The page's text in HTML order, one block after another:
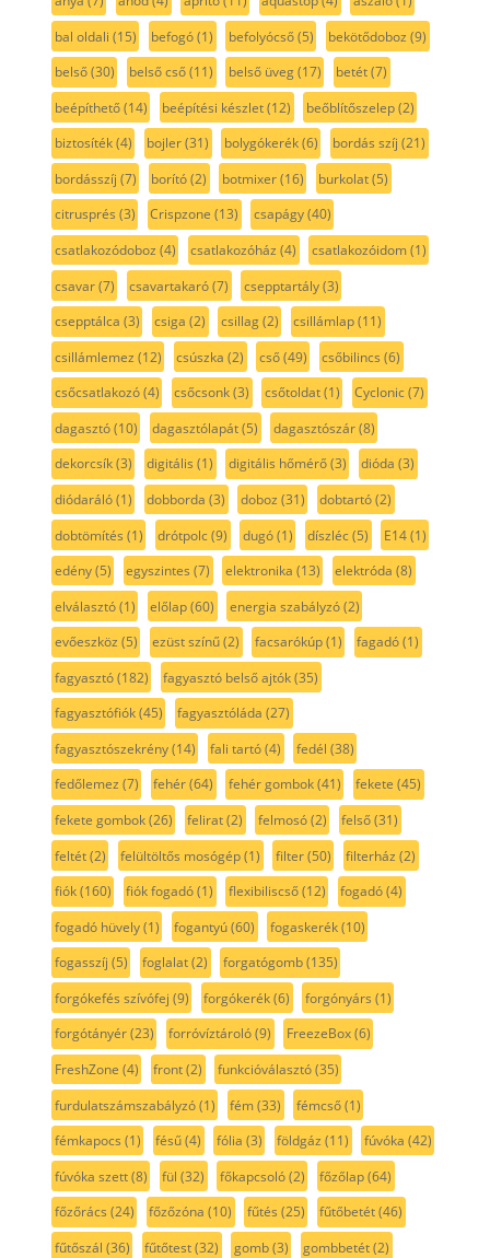
bal oldali (15) befogó(1) befolyócső(5) bekötődoboz (9)
belső(30) belső cső(11) belső üveg(17) betét(7)
beépíthető(14) beépítési készlet(12) beőblítőszelep(2)
biztosíték(4) bojler(31) bolygókerék(6) bordás szíj (21)
bordásszíj (7) borító(2) botmixer(16) burkolat(5)
citrusprés (3) Crispzone (13) csapágy(40)
csatlakozódoboz (4) csatlakozóház (4) csatlakozóidom(1)
csavar(7) csavartakaró(7) csepptartály(3)
csepptálca (3) csiga (2) csillag(2) csillámlap(11)
csillámlemez (12) csúszka (2) cső(49) csőbilincs (6)
csőcsatlakozó(4) csőcsonk(3) csőtoldat(1) Cyclonic(7)
dagasztó(10) dagasztólapát(5) dagasztószár(8)
dekorcsík(3) digitális (1) digitális hőmérő(3) dióda (3)
diódaráló(1) dobborda (3) doboz (31) dobtartó(2)
dobtömítés (1) drótpolc(9) dugó(1) díszléc(5) E14(1)
edény(5) egyszintes (7) elektronika (13) elektróda (8)
elválasztó(1) előlap(60) energia szabályzó(2)
evőeszköz (5) ezüst színű(2) facsarókúp(1) fagadó(1)
fagyasztó(182) fagyasztó belső ajtók(35)
fagyasztófiók(45) fagyasztóláda (27)
fagyasztószekrény(14) fali tartó(4) fedél (38)
fedőlemez (7) fehér(64) fehér gombok(41) fekete (45)
fekete gombok(26) felirat(2) felmosó(2) felső(31)
feltét(2) felültöltős mosógép(1) filter(50) filterház (2)
fiók(160) fiók fogadó(1) flexibiliscső(12) fogadó(4)
fogadó hüvely(1) fogantyú(60) fogaskerék(10)
fogasszíj (5) foglalat(2) forgatógomb(135)
forgókefés szívófej (9) forgókerék(6) forgónyárs (1)
forgótányér(23) forróvíztároló(9) FreezeBox(6)
FreshZone (4) front(2) funkcióválasztó(35)
furdulatszámszabályzó(1) fém(33) fémcső(1)
fémkapocs (1) fésű(4) fólia (3) földgáz (11) fúvóka (42)
fúvóka szett(8) fül (32) főkapcsoló(2) főzőlap(64)
főzőrács (24) főzőzóna (10) fűtés (25) fűtőbetét(46)
fűtőszál (36) fűtőtest(32) gomb(3) gombbetét(2)